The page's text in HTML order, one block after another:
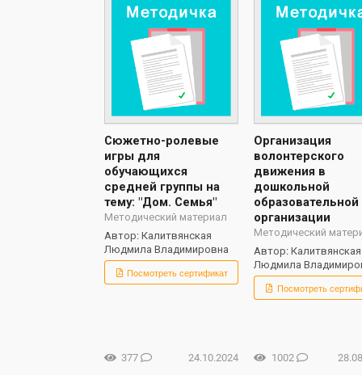
Сюжетно-ролевые
игры для
обучающихся
средней группы на
тему: "Дом. Семья"
Методический материал
Автор: Калитвянская
Людмила Владимировна
Посмотреть сертификат
24.10.2024
377
Организация
волонтерского
движения в
дошкольной
образовательной
организации
Методический
Автор: Калитвянская
Людмила
Посмотреть
1002